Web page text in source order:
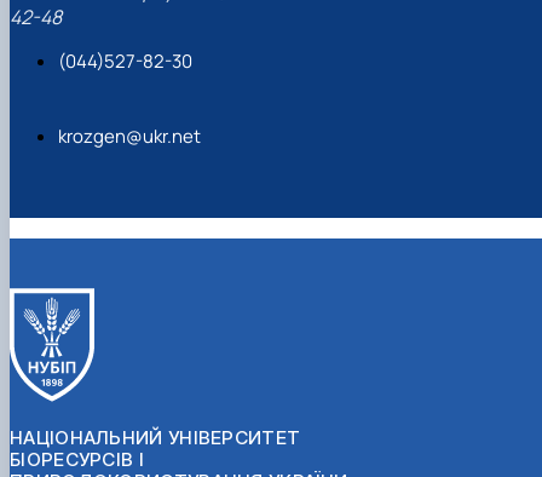
42-48
(044)527-82-30
krozgen@ukr.net
НАЦІОНАЛЬНИЙ УНІВЕРСИТЕТ
БІОРЕСУРСІВ І